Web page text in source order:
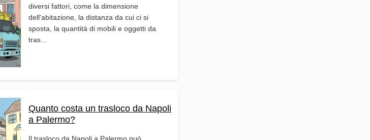
diversi fattori, come la dimensione
dell'abitazione, la distanza da cui ci si
sposta, la quantità di mobili e oggetti da
tras...
Quanto costa un trasloco da Napoli
a Palermo?